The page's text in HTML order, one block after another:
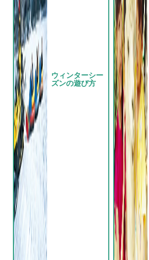
ウィンターシー
ズンの遊び方